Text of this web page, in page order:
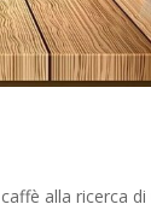
alla ricerca